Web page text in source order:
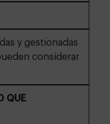
y gestionadas
considerar
QUE